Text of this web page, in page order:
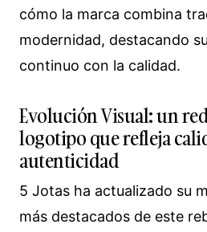
cómo la marca combina
modernidad, destacando
continuo con la calidad.
Evolución Visual: un
logotipo que refleja
autenticidad
5 Jotas ha actualizado su
más destacados de este